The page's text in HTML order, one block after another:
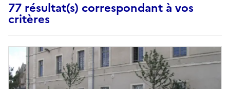
77 résultat(s) correspondant à vos
critères